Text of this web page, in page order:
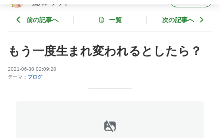
強力メソッド
前の記事へ 一覧 次の記事へ
もう一度生まれ変われるとしたら？
2021-06-30 02:09:20
テーマ： ブログ